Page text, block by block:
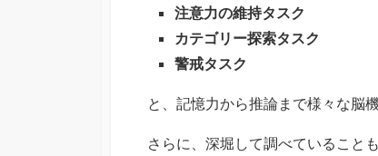
注意力の維持タスク
カテゴリー探索タスク
警戒タスク
と、記憶力から推論まで様々な脳
さらに、深堀して調べていること